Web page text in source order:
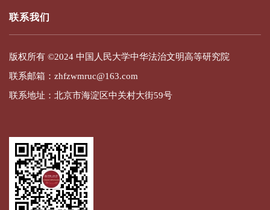
联系我们
版权所有 ©2024 中国人民大学中华法治文明高等研究院
联系邮箱：zhfzwmruc@163.com
联系地址：北京市海淀区中关村大街59号